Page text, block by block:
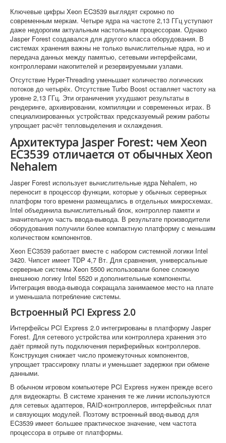
Ключевые цифры Xeon EC3539 выглядят скромно по
современным меркам. Четыре ядра на частоте 2,13 ГГц уступают
даже недорогим актуальным настольным процессорам. Однако
Jasper Forest создавался для другого класса оборудования. В
системах хранения важны не только вычислительные ядра, но и
передача данных между памятью, сетевыми интерфейсами,
контроллерами накопителей и резервируемыми узлами.
Отсутствие Hyper-Threading уменьшает количество логических
потоков до четырёх. Отсутствие Turbo Boost оставляет частоту на
уровне 2,13 ГГц. Эти ограничения ухудшают результаты в
рендеринге, архивировании, компиляции и современных играх. В
специализированных устройствах предсказуемый режим работы
упрощает расчёт тепловыделения и охлаждения.
Архитектура Jasper Forest: чем Xeon
EC3539 отличается от обычных Xeon
Nehalem
Jasper Forest использует вычислительные ядра Nehalem, но
переносит в процессор функции, которые у обычных серверных
платформ того времени размещались в отдельных микросхемах.
Intel объединила вычислительный блок, контроллер памяти и
значительную часть ввода-вывода. В результате производители
оборудования получили более компактную платформу с меньшим
количеством компонентов.
Xeon EC3539 работает вместе с набором системной логики Intel
3420. Чипсет имеет TDP 4,7 Вт. Для сравнения, универсальные
серверные системы Xeon 5500 использовали более сложную
внешнюю логику Intel 5520 и дополнительные компоненты.
Интеграция ввода-вывода сокращала занимаемое место на плате
и уменьшала потребление системы.
Встроенный PCI Express 2.0
Интерфейсы PCI Express 2.0 интегрированы в платформу Jasper
Forest. Для сетевого устройства или контроллера хранения это
даёт прямой путь подключения периферийных контроллеров.
Конструкция снижает число промежуточных компонентов,
упрощает трассировку платы и уменьшает задержки при обмене
данными.
В обычном игровом компьютере PCI Express нужен прежде всего
для видеокарты. В системе хранения те же линии используются
для сетевых адаптеров, RAID-контроллеров, интерфейсных плат
и связующих модулей. Поэтому встроенный ввод-вывод для
EC3539 имеет большее практическое значение, чем частота
процессора в отрыве от платформы.